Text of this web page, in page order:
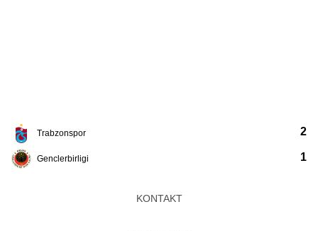
Trabzonspor
Genclerbirligi
2
1
KONTAKT